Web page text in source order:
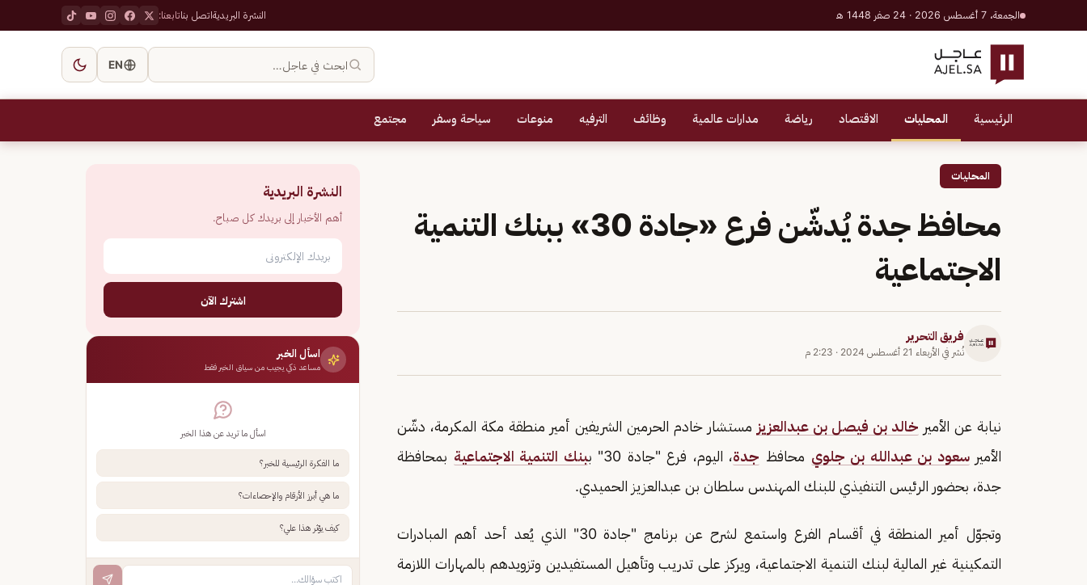
الجمعة، 7 أغسطس 2026 · 24 صفر 1448 هـ النشرة البريديةاتصل بناتابعنا:
ابحث في عاجل… EN
الرئيسية المحليات الاقتصاد رياضة مدارات عالمية وظائف الترفيه منوعات سياحة وسفر مجتمع
المحليات
محافظ جدة يُدشّن فرع «جادة 30» ببنك التنمية
الاجتماعية
فريق التحرير
نُشر في الأربعاء 21 أغسطس 2024 · 2:23 م
نيابة عن الأمير خالد بن فيصل بن عبدالعزيز مستشار خادم الحرمين الشريفين أمير منطقة مكة المكرمة، دشّن
الأميرسعود بن عبدالله بن جلوي محافظ جدة، اليوم، فرع "جادة 30" ب بنك التنمية الاجتماعية بمحافظة
جدة، بحضور الرئيس التنفيذي للبنك المهندس سلطان بن عبدالعزيز الحميدي.
وتجوّل أمير المنطقة في أقسام الفرع واستمع لشرح عن برنامج "جادة 30" الذي يُعد أحد أهم المبادرات
التمكينية غير المالية لبنك التنمية الاجتماعية، ويركز على تدريب وتأهيل المستفيدين وتزويدهم بالمهارات اللازمة
النشرة البريدية
أهم الأخبار إلى بريدك كل صباح.
اشترك الآن
اسأل الخبر
مساعد ذكي يجيب من سياق الخبر فقط
اسأل ما تريد عن هذا الخبر
ما الفكرة الرئيسية للخبر؟
ما هي أبرز الأرقام والإحصاءات؟
كيف يؤثر هذا علي؟